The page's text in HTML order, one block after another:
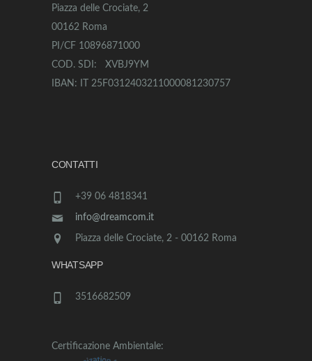
Piazza delle Crociate, 2
00162 Roma
PI/CF 10896871000
COD. SDI: XVBJ9YM
IBAN: IT 25F0312403211000081230757
CONTATTI
+39 06 4818341
info@dreamcom.it
Piazza delle Crociate, 2 - 00162 Roma
WHATSAPP
3516682509
Certificazione Ambientale: